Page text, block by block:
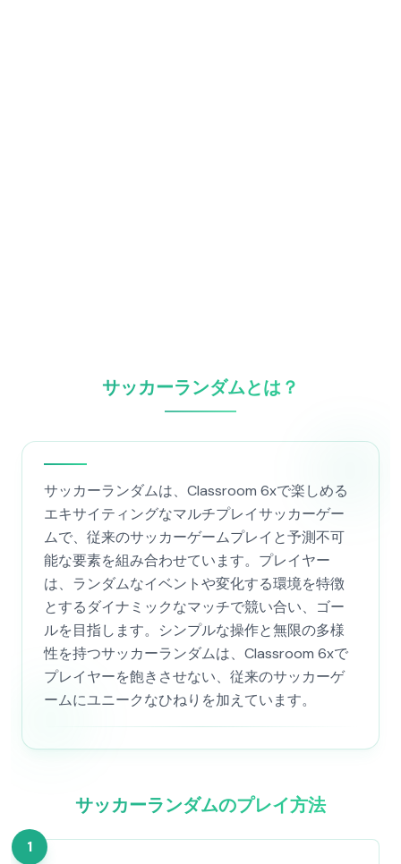
サッカーランダムとは？
サッカーランダムは、Classroom 6xで楽しめる
エキサイティングなマルチプレイサッカーゲー
ムで、従来のサッカーゲームプレイと予測不可
能な要素を組み合わせています。プレイヤー
は、ランダムなイベントや変化する環境を特徴
とするダイナミックなマッチで競い合い、ゴー
ルを目指します。シンプルな操作と無限の多様
性を持つサッカーランダムは、Classroom 6xで
プレイヤーを飽きさせない、従来のサッカーゲ
ームにユニークなひねりを加えています。
サッカーランダムのプレイ方法
1